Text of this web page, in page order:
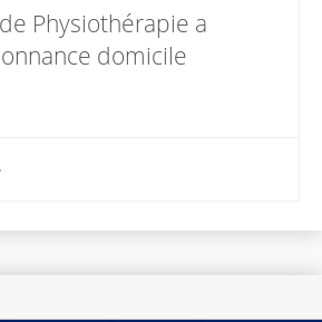
Physiothérapie a
domicile